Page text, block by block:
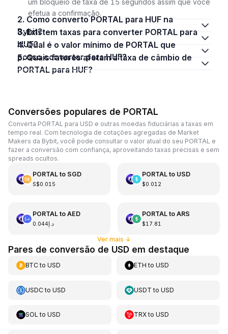
efetua a confirmação.
2. Como converto PORTAL para HUF na
Bybit?
3. Existem taxas para converter PORTAL para
HUF?
4. Qual é o valor mínimo de PORTAL que
posso converter para HUF?
5. Quais fatores afetam a taxa de câmbio de
PORTAL para HUF?
Conversões populares de PORTAL
Converta PORTAL para USD e outras moedas fiduciárias a taxas em
tempo real. Com tecnologia de cotações agregadas de Market
Makers da Bybit, você pode consultar o valor atual do seu PORTAL e
fazer a conversão com confiança, aproveitando taxas precisas e sem
spreads ocultos.
PORTALto SGD
S$0.015
PORTALto USD
$0.012
PORTALto AED
د.إ0.044
PORTALto ARS
$17.81
Ver mais ↓
Pares de conversão de USD em destaque
BTCto USD ETH toUSD
USDCto USD USDT toUSD
SOL to USD TRXtoUSD